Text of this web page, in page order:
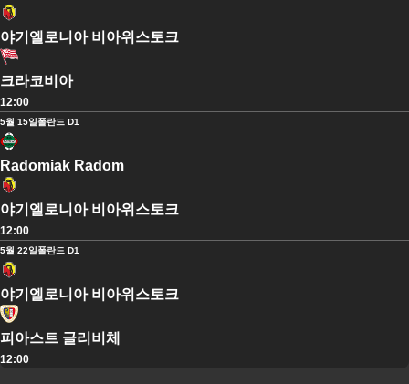
야기엘로니아 비아위스토크
크라코비아
12:00
5월 15일폴란드 D1
Radomiak Radom
야기엘로니아 비아위스토크
12:00
5월 22일폴란드 D1
야기엘로니아 비아위스토크
피아스트 글리비체
12:00